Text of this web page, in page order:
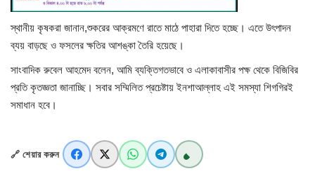
লাইফ স্টাইল
বিজ্ঞান ও প্রযুক্তি
খেলাধুলা
স্থানীয় কৃষকরা জানান,শুকরের আক্রমণে রাতে মাঠে পাহারা দিতে হচ্ছে। এতে উৎপাদন
ব্যয় বাড়ছে ও ফসলের ক্ষতির আশঙ্কা তৈরি হয়েছে।
সাংবাদিক রুবেল আহমেদ বলেন, আমি ব্যক্তিগতভাবে ও এলাকাবাসীর পক্ষ থেকে বিজিবির
প্রতি কৃতজ্ঞতা জানাচ্ছি। সবার সম্মিলিত প্রচেষ্টায় ইনশাআল্লাহ এই সমস্যা শিগগিরই
সমাধান হবে।
🔗 শেয়ার করুন